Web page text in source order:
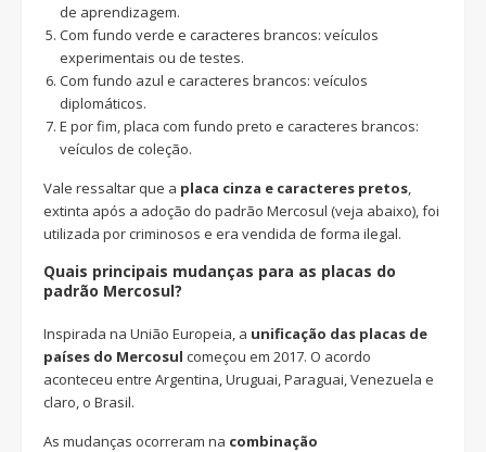
de aprendizagem.
Com fundo verde e caracteres brancos: veículos
experimentais ou de testes.
Com fundo azul e caracteres brancos: veículos
diplomáticos.
E por fim, placa com fundo preto e caracteres brancos:
veículos de coleção.
Vale ressaltar que a placa cinza e caracteres pretos,
extinta após a adoção do padrão Mercosul (veja abaixo), foi
utilizada por criminosos e era vendida de forma ilegal.
Quais principais mudanças para as placas do
padrão Mercosul?
Inspirada na União Europeia, a unificação das placas de
países do Mercosul começou em 2017. O acordo
aconteceu entre Argentina, Uruguai, Paraguai, Venezuela e
claro, o Brasil.
As mudanças ocorreram na combinação